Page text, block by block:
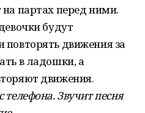
партах перед ними.
будут
движения за
в ладошки, а
движения.
телефона.Звучит песня